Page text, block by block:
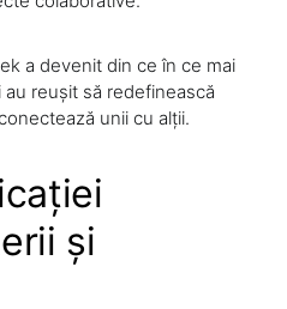
a devenit din ce în ce mai
reușit să redefinească
unii cu alții.
și